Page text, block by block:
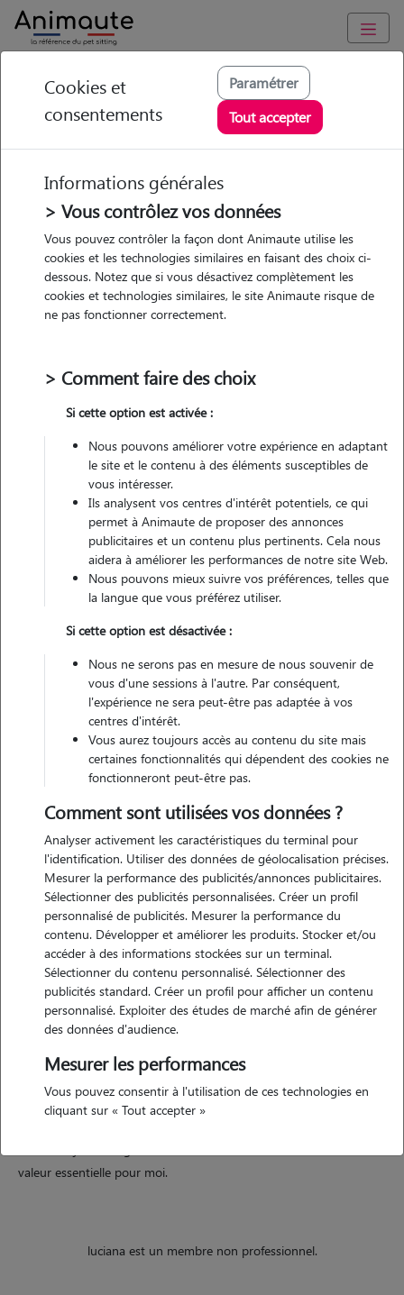
Animaute Ile-de-France Paris 6e Arrondissement
Luciana - Petsitter à
PARIS 06
• 32 ans
Non véhiculé
Contacter
L'envoi d'une demande est sans engagement
Motivation
je suis étudiante en psychologie et je suis passionnée par les animaux
et j'aimerais vraiment m'occuper des animaux pendant mon temps
libre à l'université. Être avec les animaux me fait beaucoup de bien.
Expérience
je m'appelle luciana, j'ai 30 ans et je suis passionnée par les animaux.
j'ai eu des chiens toute ma vie, ce qui m'a permis d'acquérir de
travaillé pendant 8 mois en prenant soin de chats et de chiens. j'ai
valeur essentielle pour moi.
luciana est un membre non professionnel.
Cookies et
consentements
Paramétrer
Tout accepter
Informations générales
> Vous contrôlez vos données
Vous pouvez contrôler la façon dont Animaute utilise les
cookies et les technologies similaires en faisant des choix ci-
dessous. Notez que si vous désactivez complètement les
cookies et technologies similaires, le site Animaute risque de
ne pas fonctionner correctement.
> Comment faire des choix
Si cette option est activée :
Nous pouvons améliorer votre expérience en adaptant
le site et le contenu à des éléments susceptibles de
vous intéresser.
Ils analysent vos centres d'intérêt potentiels, ce qui
permet à Animaute de proposer des annonces
publicitaires et un contenu plus pertinents. Cela nous
aidera à améliorer les performances de notre site Web.
Nous pouvons mieux suivre vos préférences, telles que
la langue que vous préférez utiliser.
Si cette option est désactivée :
Nous ne serons pas en mesure de nous souvenir de
vous d'une sessions à l'autre. Par conséquent,
l'expérience ne sera peut-être pas adaptée à vos
centres d'intérêt.
Vous aurez toujours accès au contenu du site mais
certaines fonctionnalités qui dépendent des cookies ne
fonctionneront peut-être pas.
Comment sont utilisées vos données ?
Analyser activement les caractéristiques du terminal pour
l'identification. Utiliser des données de géolocalisation précises.
Mesurer la performance des publicités/annonces publicitaires.
Sélectionner des publicités personnalisées. Créer un profil
personnalisé de publicités. Mesurer la performance du
contenu. Développer et améliorer les produits. Stocker et/ou
accéder à des informations stockées sur un terminal.
Sélectionner du contenu personnalisé. Sélectionner des
publicités standard. Créer un profil pour afficher un contenu
personnalisé. Exploiter des études de marché afin de générer
des données d'audience.
Mesurer les performances
Vous pouvez consentir à l'utilisation de ces technologies en
cliquant sur « Tout accepter »